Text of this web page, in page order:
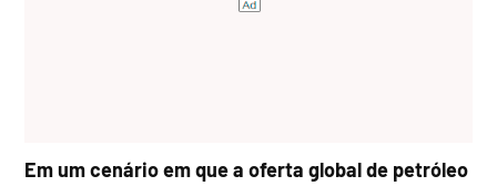
Em um cenário em que a oferta global de petróleo